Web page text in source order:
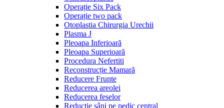
Operație Six Pack
Operație two pack
Otoplastia Chirurgia Urechii
Plasma J
Pleoapa Inferioară
Pleoapa Superioară
Procedura Nefertiti
Reconstrucție Mamară
Reducere Frunte
Reducerea areolei
Reducerea feselor
Reducție sâni pe pedic central